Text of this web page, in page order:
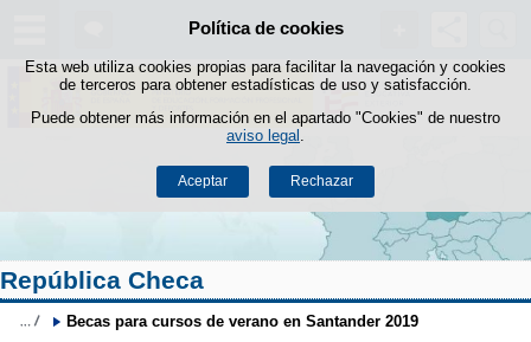
Política de cookies
Esta web utiliza cookies propias para facilitar la navegación y cookies
de terceros para obtener estadísticas de uso y satisfacción.
Puede obtener más información en el apartado "Cookies" de nuestro
aviso legal
Aceptar Rechazar
Saltar al contenido
República Checa
Becas para cursos de verano en Santander 2019